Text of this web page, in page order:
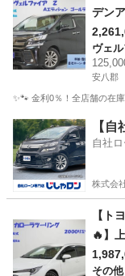
デン
感抜
ヴェ
安八郡
✨🐾 金利0％！全店舗の在
岐阜 安八郡 ヴェ
【
自社
株式会
【ト
🔥】
まで
その他